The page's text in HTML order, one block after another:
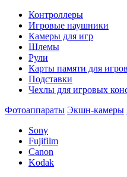
Контроллеры
Игровые наушники
Камеры для игр
Шлемы
Рули
Карты памяти для
Подставки
Чехлы для игровых
Фотоаппараты Экшн-камеры
Sony
Fujifilm
Canon
Kodak